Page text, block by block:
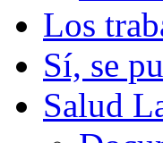
Los
Sí, se
Salud